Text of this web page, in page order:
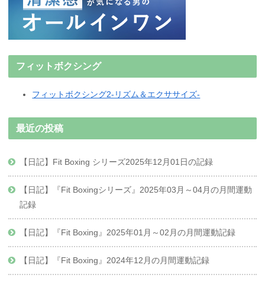
フィットボクシング
フィットボクシング2-リズム＆エクササイズ-
最近の投稿
【日記】Fit Boxing シリーズ2025年12月01日の記録
【日記】『Fit Boxingシリーズ』2025年03月～04月の月間運動
記録
【日記】『Fit Boxing』2025年01月～02月の月間運動記録
【日記】『Fit Boxing』2024年12月の月間運動記録